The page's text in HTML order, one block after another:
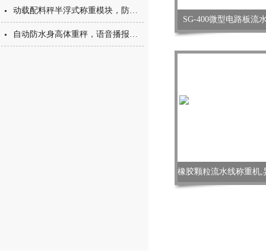
动载配料秤半浮式称重模块，防水传感器
自动防水身高体重秤，语音播报人体秤
SG-400微型电路板流